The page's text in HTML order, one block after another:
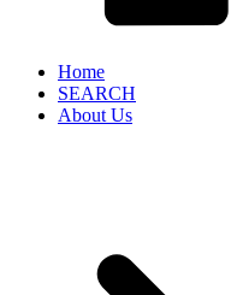
Home
SEARCH
About Us